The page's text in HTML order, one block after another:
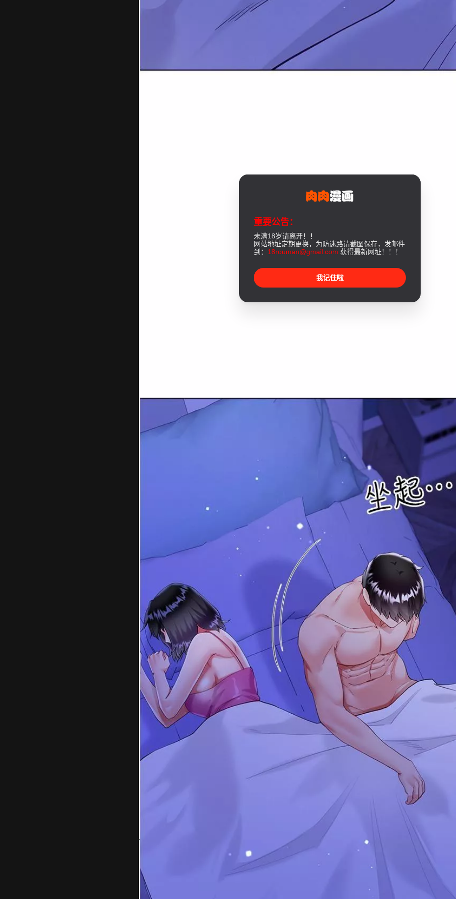
重要公告：
未满18岁请离开！！
网站地址定期更换，为防迷路请截图保存，发邮件
到： 18rouman@gmail.com 获得最新网址！！！
我记住啦